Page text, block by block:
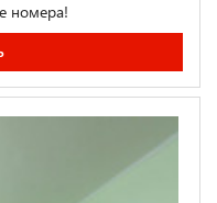
номера!